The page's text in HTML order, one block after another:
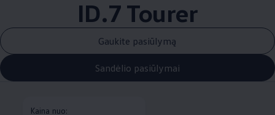
ID.7 Tourer
Gaukite pasiūlymą
Sandėlio pasiūlymai
Kaina nuo: